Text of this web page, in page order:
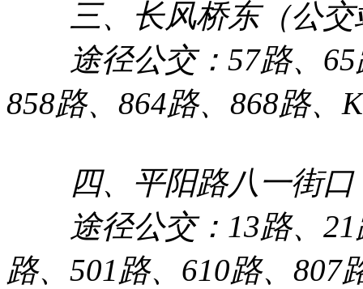
三、长风桥东（公交
途径公交：57路、65
858路、864路、868路、
四、平阳路八一街口
途径公交：13路、21
路、501路、610路、807